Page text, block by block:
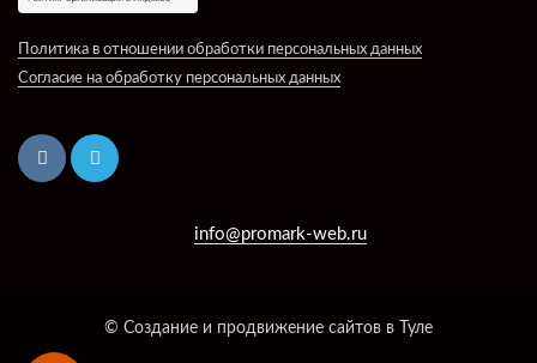
Политика в отношении обработки персональных данных
Согласие на обработку персональных данных
info@promark-web.ru
© Создание и продвижение сайтов в Туле